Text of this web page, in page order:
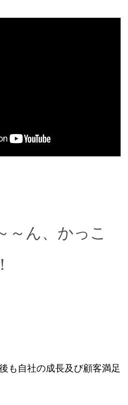
～ん、かっこ
も自社の成長及び顧客満足